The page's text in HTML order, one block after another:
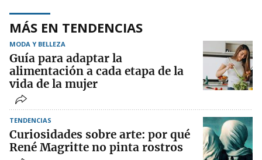
MÁS EN TENDENCIAS
MODA Y BELLEZA
Guía para adaptar la
alimentación a cada etapa de la
vida de la mujer
TENDENCIAS
Curiosidades sobre arte: por qué
René Magritte no pinta rostros